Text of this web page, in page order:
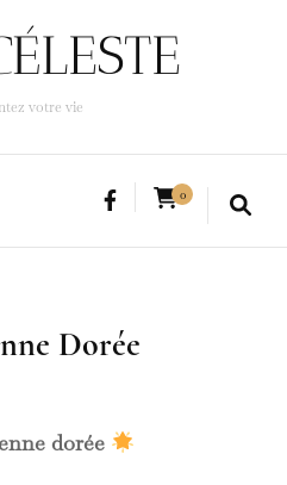
votre vie
0
Dorée
dorée